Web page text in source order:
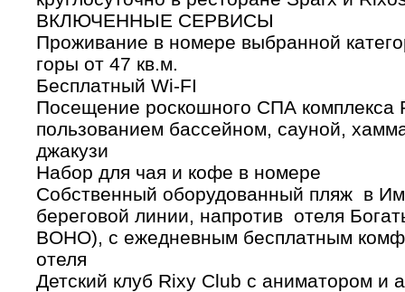
ВКЛЮЧЕННЫЕ СЕРВИСЫ
Проживание в номере выбранной
горы от 47 кв.м.
Бесплатный Wi-FI
Посещение роскошного СПА комплекса
пользованием бассейном, сауной,
джакузи
Набор для чая и кофе в номере
Собственный оборудованный пляж в
береговой линии, напротив отеля
BOHO), с ежедневным бесплатным
отеля
Детский клуб Rixy Club с аниматором и